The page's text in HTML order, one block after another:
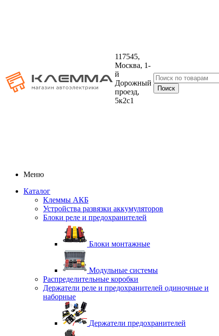
117545,
Москва, 1-
й
Дорожный
проезд,
5к2с1
Меню
Каталог
Клеммы АКБ
Устройства развязки аккумуляторов
Блоки реле и предохранителей
Блоки монтажные
Модульные системы
Распределительные коробки
Держатели реле и предохранителей одиночные и
наборные
Держатели предохранителей